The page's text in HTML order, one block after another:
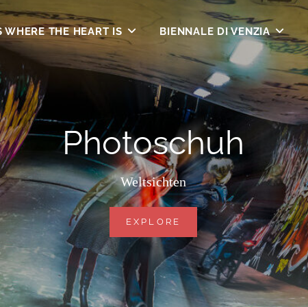
WHERE THE HEART IS BIENNALE DI VENZIA
Photoschuh
Weltsichten
EXPLORE PHOTOSCHUH